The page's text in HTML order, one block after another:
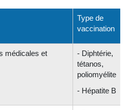
Type de
vaccination
médicales et
- Diphtérie,
tétanos,
poliomyélite
- Hépatite B